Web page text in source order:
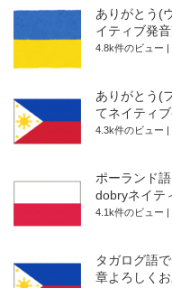
ありがとう(
イティブ発
4.8k件のビュー
ありがとう(
てネイティ
4.3k件のビュー
ポーランド
dobryネイテ
4.1k件のビュー
タガログ語
章よろしく